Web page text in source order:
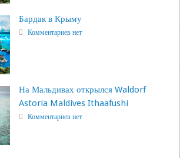
Бардак в Крыму
Комментариев нет
На Мальдивах открылся Waldorf
Astoria Maldives Ithaafushi
Комментариев нет